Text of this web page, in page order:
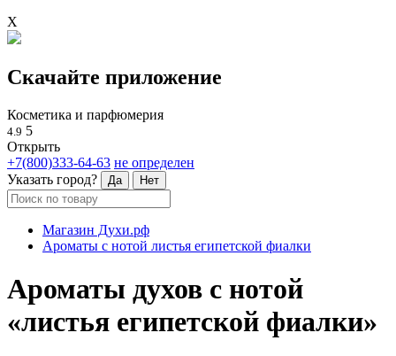
X
Скачайте приложение
Косметика и парфюмерия
4.9 5
Открыть
+7(800)333-64-63 не определен
Указать город?
Да Нет
Магазин Духи.рф
Ароматы с нотой листья египетской фиалки
Ароматы духов с нотой
«листья египетской фиалки»